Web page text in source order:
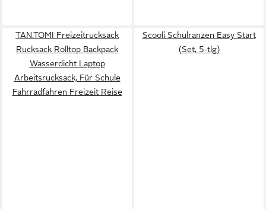
TAN.TOMI Freizeitrucksack
Rucksack Rolltop Backpack
Wasserdicht Laptop
Arbeitsrucksack, Für Schule
Fahrradfahren Freizeit Reise
Scooli Schulranzen Easy Start
(Set, 5-tlg)